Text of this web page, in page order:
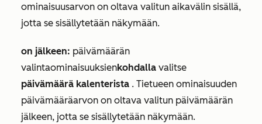
ominaisuusarvon on oltava valitun aikavälin sisällä,
jotta se sisällytetään näkymään.
on jälkeen: päivämäärän
valintaominaisuuksienkohdalla valitse
päivämäärä kalenterista . Tietueen ominaisuuden
päivämääräarvon on oltava valitun päivämäärän
jälkeen, jotta se sisällytetään näkymään.